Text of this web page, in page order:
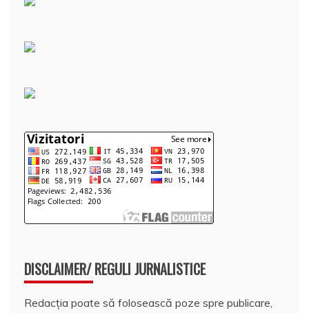
DISCLAIMER/ REGULI JURNALISTICE
Redacția poate să folosească poze spre publicare,